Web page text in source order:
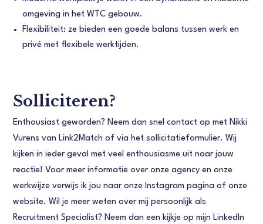
omgeving in het WTC gebouw.
Flexibiliteit: ze bieden een goede balans tussen werk en
privé met flexibele werktijden.
Solliciteren?
Enthousiast geworden? Neem dan snel contact op met Nikki
Vurens van Link2Match of via het sollicitatieformulier. Wij
kijken in ieder geval met veel enthousiasme uit naar jouw
reactie! Voor meer informatie over onze agency en onze
werkwijze verwijs ik jou naar onze Instagram pagina of onze
website. Wil je meer weten over mij persoonlijk als
Recruitment Specialist? Neem dan een kijkje op mijn LinkedIn